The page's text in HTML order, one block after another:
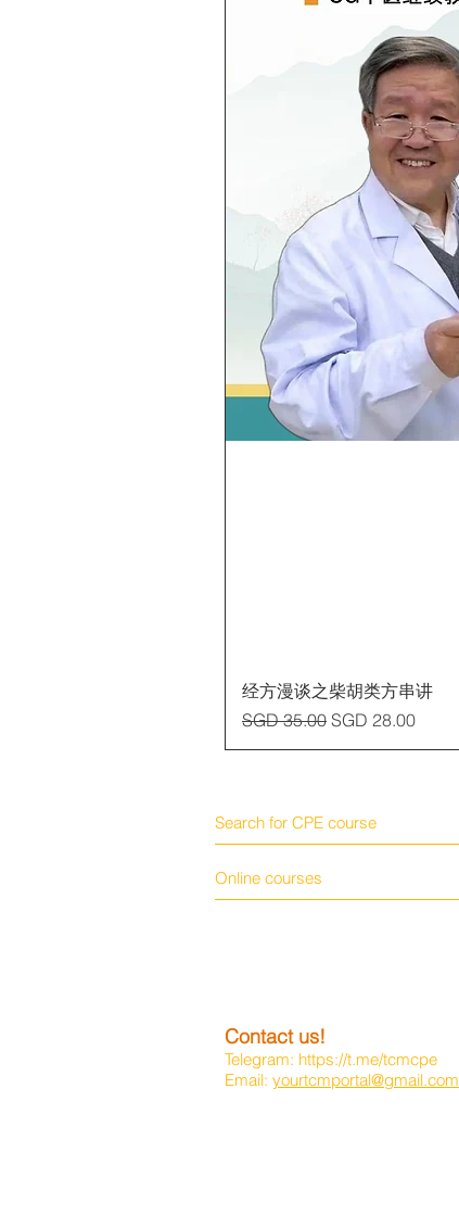
经方漫谈之柴胡类方串讲
Regular Price
SGD 35.00 Sale Price
SGD 28.00
Online courses
Search for CPE course
Contact us!
Telegram: https://t.me/tcmcpe
Email: yourtcmportal@gmail.com